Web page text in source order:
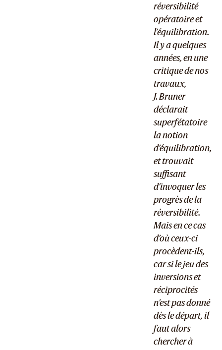
réversibilité
opératoire et
l’équilibration.
Il y a quelques
années, en une
critique de nos
travaux,
J. Bruner
déclarait
superfétatoire
la notion
d’équilibration,
et trouvait
suffisant
d’invoquer les
progrès de la
réversibilité.
Mais en ce cas
d’où ceux-ci
procèdent-ils,
car si le jeu des
inversions et
réciprocités
n’est pas donné
dès le départ, il
faut alors
chercher à